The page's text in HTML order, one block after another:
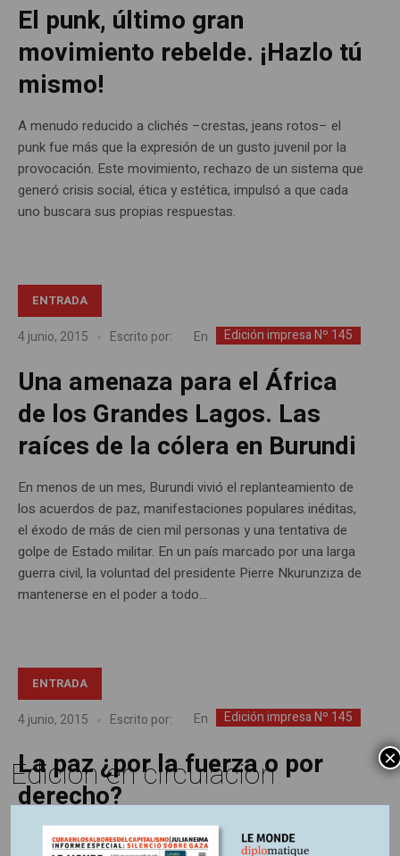
El punk, último gran
movimiento rebelde. ¡Hazlo tú
mismo!
A menudo reducido a clichés –crestas, jeans rotos– el
punk fue más que la expresión de un gusto juvenil por la
provocación. Este movimiento, rechazo de un sistema que
generó crisis social, ética y estética, impulsó a que cada
uno buscara sus propias respuestas.
ENTRADA
4 junio, 2015 Escrito por: En Edición impresa Nº 145
Una amenaza para el África
de los Grandes Lagos. Las
raíces de la cólera en Burundi
En menos de un mes, Burundi vivió el replanteamiento de
los acuerdos de paz, manifestaciones populares inéditas,
el éxodo de más de cien mil personas y una tentativa de
golpe de Estado militar. En un país marcado por una larga
guerra civil, la voluntad del presidente Pierre Nkurunziza de
mantenerse en el poder a todo...
ENTRADA
4 junio, 2015 Escrito por: En Edición impresa Nº 145
La paz ¿por la fuerza o por
derecho?
Edición en circulación ×